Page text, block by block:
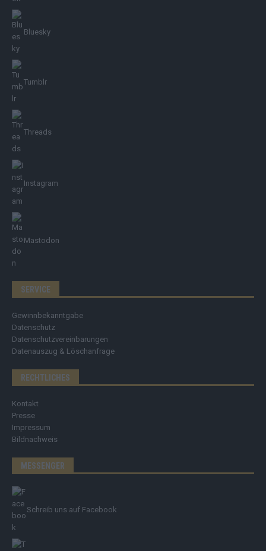
Bluesky
Tumblr
Threads
Instagram
Mastodon
SERVICE
Gewinnbekanntgabe
Datenschutz
Datenschutzvereinbarungen
Datenauszug & Löschanfrage
RECHTLICHES
Kontakt
Presse
Impressum
Bildnachweis
MESSENGER
Schreib uns auf Facebook